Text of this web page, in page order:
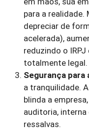
para a
depreciar de
acelerada),
reduzindo o
totalmente legal.
Segurança para
a tranquilidade. A
blinda a
auditoria, interna
ressalvas.